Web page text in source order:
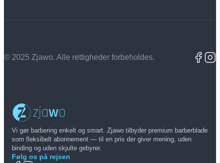
© 2025 Zjawo. Alle rettigheder forbeholdes.
Vi gør barbering enkelt og smart. Zjawo tilbyder premium barberblade
som fleksibelt abonnement — til en pris der giver mening, uden
binding og uden skjulte gebyrer.
Følg os på rejsen